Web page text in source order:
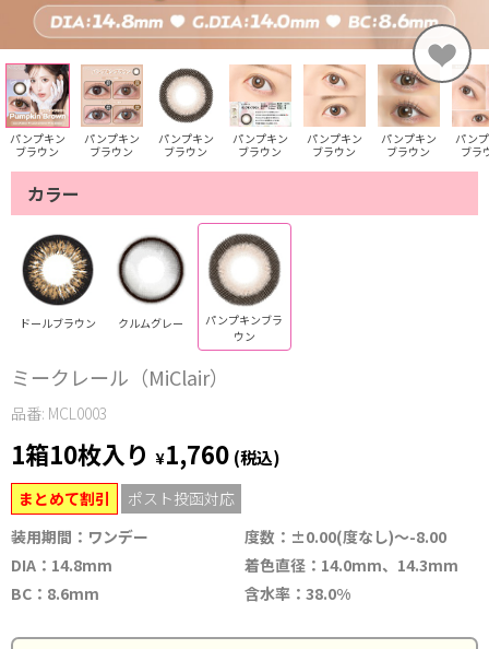
パンプキン
ブラウン
パンプキン
ブラウン
パンプキン
ブラウン
パンプキン
ブラウン
パンプキン
ブラウン
パンプキン
ブラウン
パン
ブラ
カラー
ドールブラウン クルムグレー
パンプキンブラ
ウン
ミークレール（MiClair）
品番: MCL0003
1箱10枚入り ¥1,760 (税込)
まとめて割引
ポスト投函対応
装用期間：ワンデー
度数：±0.00(度なし)～-8.00
DIA：14.8mm
着色直径：14.0mm、14.3mm
BC：8.6mm
含水率：38.0%